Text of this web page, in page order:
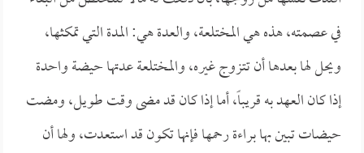
في عصمته، هذه هي المختلعة، والعدة هي: المدة التي تمكثها،
ويحل لها بعدها أن تتزوج غيره، والمختلعة عدتها حيضة واحدة
إذا كان العهد به قريباً، أما إذا كان قد مضى وقت طويل، ومضت
حيضات تبين بها براءة رحمها فإنها تكون قد استعدت، ولها أن